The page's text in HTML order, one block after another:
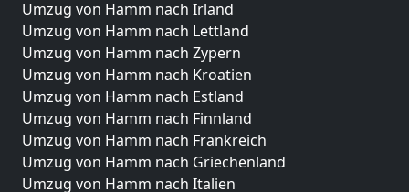
Umzug von Hamm nach Irland
Umzug von Hamm nach Lettland
Umzug von Hamm nach Zypern
Umzug von Hamm nach Kroatien
Umzug von Hamm nach Estland
Umzug von Hamm nach Finnland
Umzug von Hamm nach Frankreich
Umzug von Hamm nach Griechenland
Umzug von Hamm nach Italien